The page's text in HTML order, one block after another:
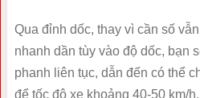
Qua đỉnh dốc, thay vì cần số
nhanh dần tùy vào độ dốc, bạn
phanh liên tục, dẫn đến có thể
để tốc độ xe khoảng 40-50 km/